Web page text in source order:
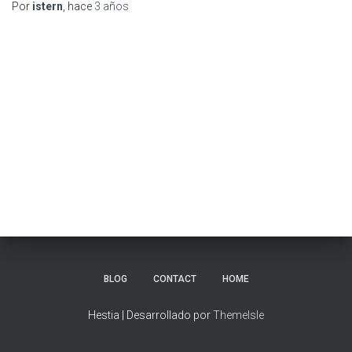
Por istern , hace 3 años
BLOG CONTACT HOME
Hestia | Desarrollado porThemeIsle